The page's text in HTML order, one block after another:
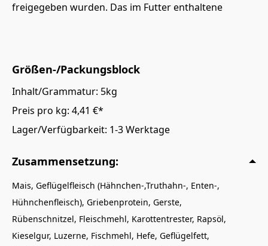
freigegeben wurden. Das im Futter enthaltene
Verdaulichkeit. Rübenmark und Hefe sorgen für
eine gesunde Darmflora. Alle Zutaten, abgestimmt
nachVollmer’s Bio-Vital-Komplex PLUS
nicht nur Knochen und Gelenke, sondern wirken
Gesundheit und Vitalität des Tieres.
Hoher Fleischanteil von 30% getrocknet, dies
Größen-/Packungsblock
Inhalt/Grammatur: 5kg
Preis pro kg: 4,41 €*
Lager/Verfügbarkeit: 1-3 Werktage
Zusammensetzung:
Mais, Geflügelfleisch (Hähnchen-,Truthahn-, Enten-,
Hühnchenfleisch), Griebenprotein, Gerste,
Rübenschnitzel, Fleischmehl, Karottentrester, Rapsöl,
Kieselgur, Luzerne, Fischmehl, Hefe, Geflügelfett,